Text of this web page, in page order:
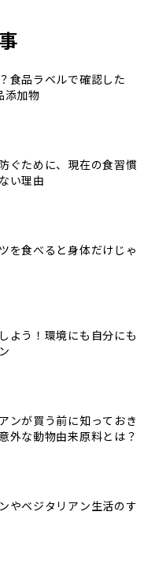
食品ラベルで確認した
添加物
ぐために、現在の食習慣
い理由
を食べると身体だけじゃ
よう！環境にも自分にも
ンが買う前に知っておき
外な動物由来原料とは？
やベジタリアン生活のす